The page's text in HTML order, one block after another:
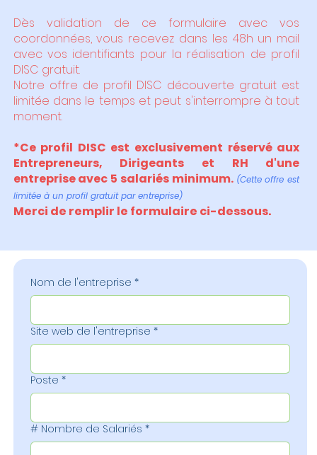
Dès validation de ce formulaire avec vos
coordonnées, vous recevez dans les 48h un mail
avec vos identifiants pour la réalisation de profil
DISC gratuit.
Notre offre de profil DISC découverte gratuit est
limitée dans le temps et peut s'interrompre à tout
moment.
*Ce profil DISC est exclusivement réservé aux
Entrepreneurs, Dirigeants et RH d'une
entreprise avec 5 salariés minimum. (Cette offre est
limitée à un profil gratuit par entreprise)
Merci de remplir le formulaire ci-dessous.
Nom de l'entreprise *
Site web de l'entreprise *
Poste *
# Nombre de Salariés *